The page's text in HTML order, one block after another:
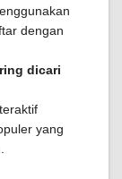
dengan
dicari
yang